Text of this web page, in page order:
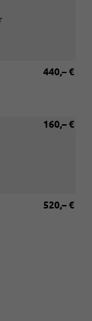
440,– €
160,– €
520,– €